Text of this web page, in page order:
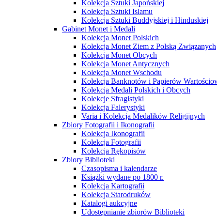
Kolekcja Sztuki Japońskiej
Kolekcja Sztuki Islamu
Kolekcja Sztuki Buddyjskiej i Hinduskiej
Gabinet Monet i Medali
Kolekcja Monet Polskich
Kolekcja Monet Ziem z Polską Związanych
Kolekcja Monet Obcych
Kolekcja Monet Antycznych
Kolekcja Monet Wschodu
Kolekcja Banknotów i Papierów
Kolekcja Medali Polskich i Obcych
Kolekcje Sfragistyki
Kolekcja Falerystyki
Varia i Kolekcja Medalików Religijnych
Zbiory Fotografii i Ikonografii
Kolekcja Ikonografii
Kolekcja Fotografii
Kolekcja Rękopisów
Zbiory Biblioteki
Czasopisma i kalendarze
Książki wydane po 1800 r.
Kolekcja Kartografii
Kolekcja Starodruków
Katalogi aukcyjne
Udostępnianie zbiorów Biblioteki